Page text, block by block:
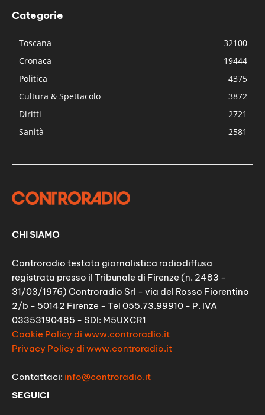
Categorie
Toscana
32100
Cronaca
19444
Politica
4375
Cultura & Spettacolo
3872
Diritti
2721
Sanità
2581
CHI SIAMO
Controradio testata giornalistica radiodiffusa
registrata presso il Tribunale di Firenze (n. 2483 -
31/03/1976) Controradio Srl - via del Rosso Fiorentino
2/b - 50142 Firenze - Tel 055.73.99910 - P. IVA
03353190485 - SDI: M5UXCR1
Cookie Policy di www.controradio.it
Privacy Policy di www.controradio.it
Contattaci: info@controradio.it
SEGUICI